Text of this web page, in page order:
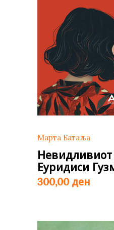
Марта Батаља
Еуридиси
300,00 ден